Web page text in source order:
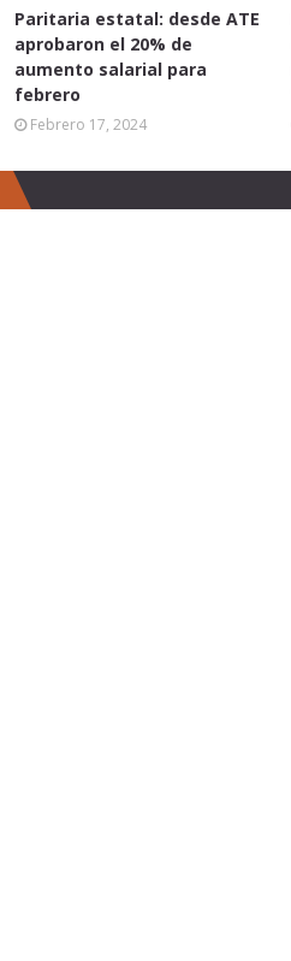
Paritaria estatal: desde ATE
aprobaron el 20% de
aumento salarial para
febrero
Febrero 17, 2024